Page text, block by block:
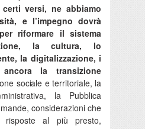
versi, ne abbiamo
e l’impegno dovrà
riformare il sistema
la cultura, lo
la digitalizzazione, i
la transizione
sociale e territoriale, la
la Pubblica
considerazioni che
risposte al più presto,